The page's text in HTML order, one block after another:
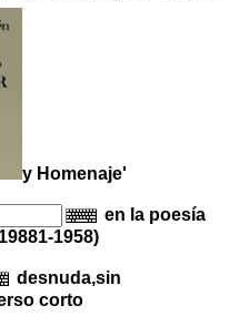
y Homenaje'
en la poesía
1958)
desnuda,sin
corto